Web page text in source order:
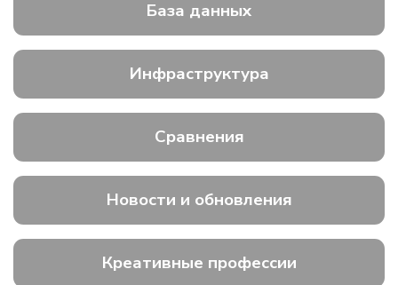
База данных
Инфраструктура
Сравнения
Новости и обновления
Креативные профессии